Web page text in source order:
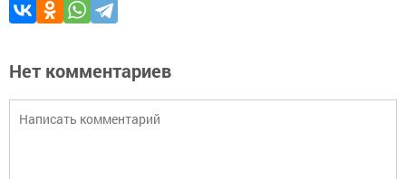
Нет комментариев